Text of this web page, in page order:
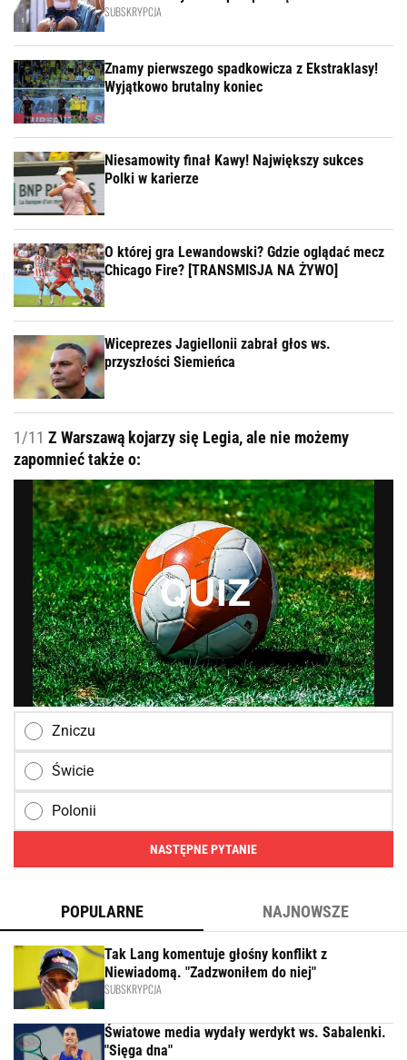
SUBSKRYPCJA
Znamy pierwszego spadkowicza z Ekstraklasy!
Wyjątkowo brutalny koniec
Niesamowity finał Kawy! Największy sukces
Polki w karierze
O której gra Lewandowski? Gdzie oglądać mecz
Chicago Fire? [TRANSMISJA NA ŻYWO]
Wiceprezes Jagiellonii zabrał głos ws.
przyszłości Siemieńca
1/11 Z Warszawą kojarzy się Legia, ale nie możemy
zapomnieć także o:
Zniczu
Świcie
Polonii
NASTĘPNE PYTANIE
POPULARNE NAJNOWSZE
Tak Lang komentuje głośny konflikt z
Niewiadomą. "Zadzwoniłem do niej"
SUBSKRYPCJA
Światowe media wydały werdykt ws. Sabalenki.
"Sięga dna"